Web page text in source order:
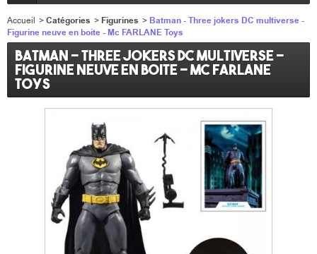
Accueil >Catégories > Figurines > Batman - Three jokers DC multiverse -
Figurine neuve en boite - Mc FARLANE Toys
Batman - Three jokers DC multiverse -
Figurine neuve en boite - Mc FARLANE
Toys